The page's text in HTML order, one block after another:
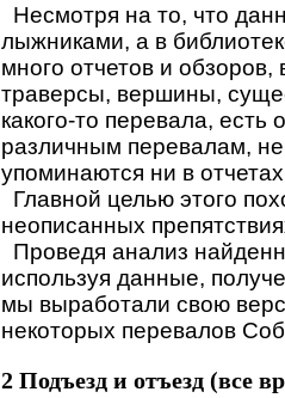
Несмотря на то, что
лыжниками, а в
много отчетов и
траверсы, вершины,
какого-то перевала,
различным перевалам,
упоминаются ни в
Главной целью этого
неописанных
Проведя анализ
используя данные,
мы выработали свою
некоторых перевалов
2 Подъезд и отъезд (все